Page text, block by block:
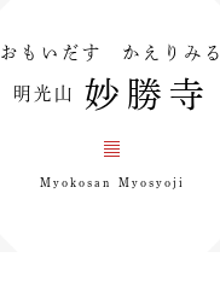
おもいだす かえりみる
明光山 妙勝寺
Myokosan Myosyoji